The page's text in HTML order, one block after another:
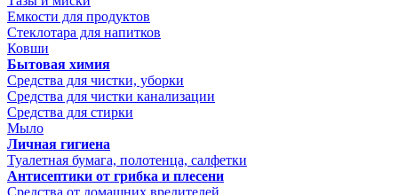
Емкости для продуктов
Стеклотара для напитков
Ковши
Бытовая химия
Средства для чистки, уборки
Средства для чистки канализации
Средства для стирки
Мыло
Личная гигиена
Туалетная бумага, полотенца, салфетки
Антисептики от грибка и плесени
Средства от домашних вредителей